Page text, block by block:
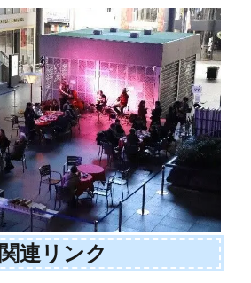
関連リンク